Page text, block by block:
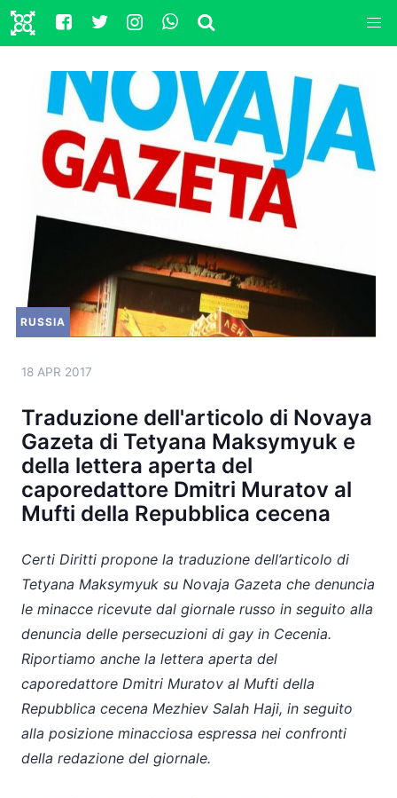
RUSSIA
18 APR 2017
Traduzione dell'articolo di Novaya
Gazeta di Tetyana Maksymyuk e
della lettera aperta del
caporedattore Dmitri Muratov al
Mufti della Repubblica cecena
Certi Diritti propone la traduzione dell’articolo di
Tetyana Maksymyuk su Novaja Gazeta che denuncia
le minacce ricevute dal giornale russo in seguito alla
denuncia delle persecuzioni di gay in Cecenia.
Riportiamo anche la lettera aperta del
caporedattore Dmitri Muratov al Mufti della
Repubblica cecena Mezhiev Salah Haji, in seguito
alla posizione minacciosa espressa nei confronti
della redazione del giornale.